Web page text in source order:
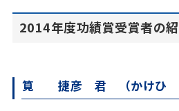
2014年度功績賞受賞者の
筧 捷彦 君 （かけひ か